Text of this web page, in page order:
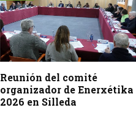
Reunión del comité
organizador de Enerxétika
2026 en Silleda